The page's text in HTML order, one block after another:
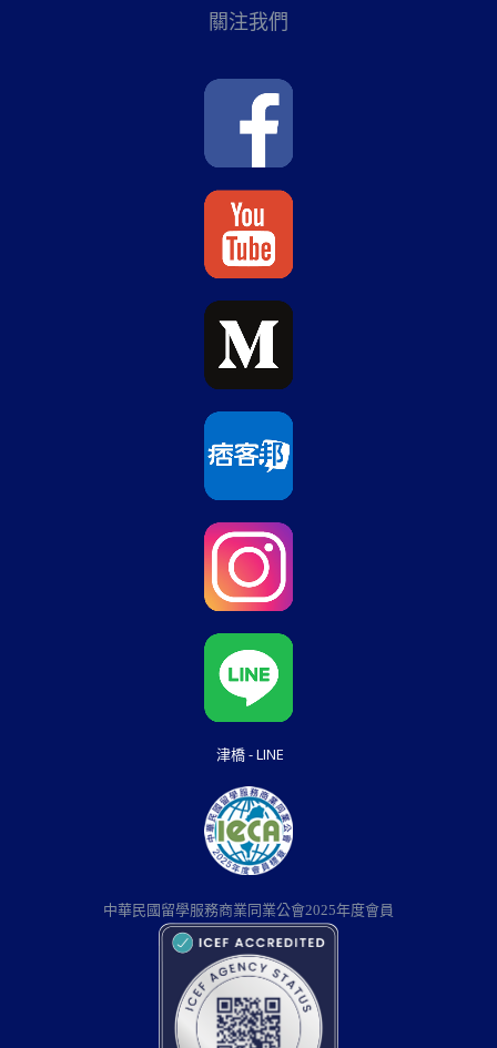
關注我們
津橋 - LINE
中華民國留學服務商業同業公會2025年度會員